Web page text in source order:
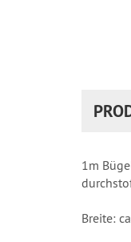
1m
Breite: